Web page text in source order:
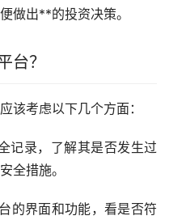
做出**的投资决策。
台？
该考虑以下几个方面：
记录，了解其是否发生过
全措施。
的界面和功能，看是否符